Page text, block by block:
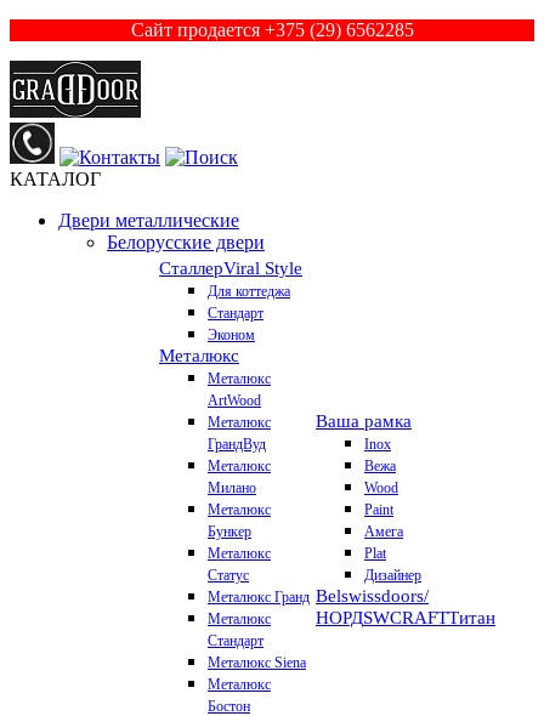
Сайт продается +375 (29) 6562285
КАТАЛОГ
Двери металлические
Белорусские двери
СталлерViral Style
Для коттеджа
Стандарт
Эконом
Металюкс
Металюкс
ArtWood
Металюкс
ГрандВуд
Металюкс
Милано
Металюкс
Бункер
Металюкс
Статус
Металюкс Гранд
Металюкс
Стандарт
Металюкс Siena
Металюкс
Бостон
Ваша рамка
Inox
Вежа
Wood
Paint
Амега
Plat
Дизайнер
Belswissdoors/
НОРДSWCRAFTТитан